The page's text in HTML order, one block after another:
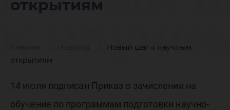
открытиям
Новый шаг к научным
открытиям
к
14 июля подписан Приказ о зачислении на
обучение по программам подготовки научно-